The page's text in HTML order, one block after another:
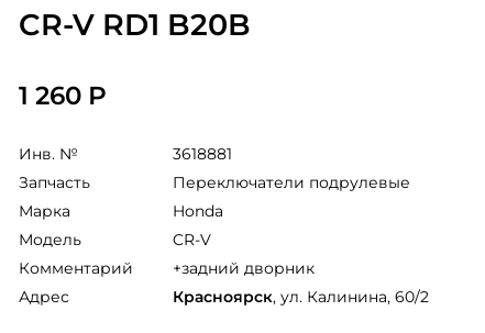
CR-V RD1 B20B
1 260 Р
Инв. №
3618881
Запчасть
Переключатели подрулевые
Марка
Honda
Модель
CR-V
Комментарий
+задний дворник
Адрес
Красноярск, ул. Калинина, 60/2